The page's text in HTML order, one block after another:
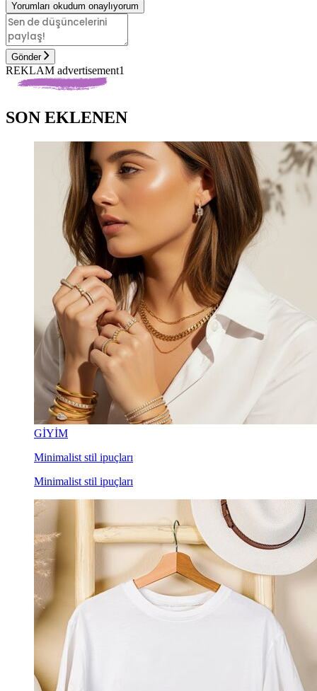
Yorumları okudum onaylıyorum
Gönder
REKLAM advertisement1
SON EKLENEN
GİYİM
Minimalist stil ipuçları
Minimalist stil ipuçları